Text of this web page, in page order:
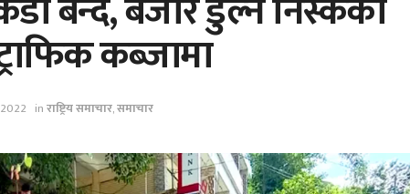
कब्जामा
inराष्ट्रिय समाचार,समाचार